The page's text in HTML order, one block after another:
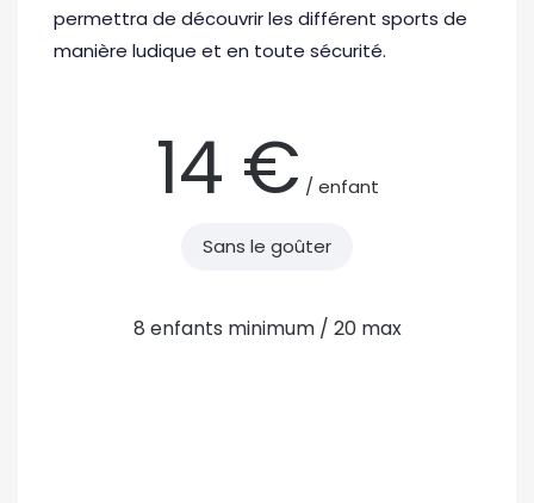
permettra de découvrir les différent sports de
manière ludique et en toute sécurité.
14 € / enfant
Sans le goûter
8 enfants minimum / 20 max